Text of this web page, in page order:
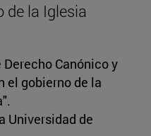
de la Iglesia
Canónico y
el gobierno de la
Universidad de